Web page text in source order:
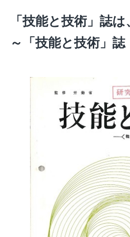
「技能と技術」誌
～「技能と技術」